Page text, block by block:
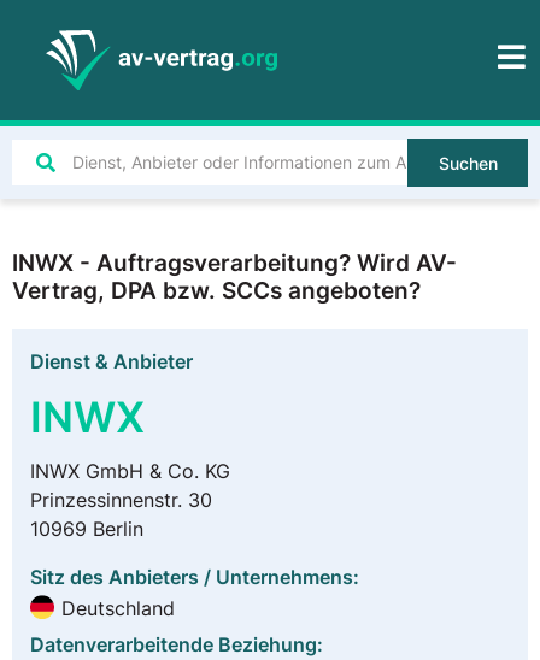
Suchen
INWX - Auftragsverarbeitung? Wird AV-
Vertrag, DPA bzw. SCCs angeboten?
Dienst & Anbieter
INWX
INWX GmbH & Co. KG
Prinzessinnenstr. 30
10969 Berlin
Sitz des Anbieters / Unternehmens:
Deutschland
Datenverarbeitende Beziehung: